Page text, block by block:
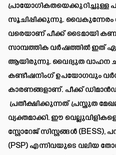
പ്രായോഗികതയെക്കുറിച്ചുള്ള
സൂചിപ്പിക്കുന്നു. വൈകുന്നേരം 6
വരെയാണ് പീക്ക് ടൈമായി
സാമ്പത്തിക വർഷത്തിൽ ഇത്
ആയിരുന്നു. വൈദ്യുത വാഹന
കണ്ടീഷനിംഗ് ഉപയോഗവും
കാരണങ്ങളാണ്. പീക്ക്
പ്രതീക്ഷിക്കുന്നത് പ്രസ്തുത
വ്യക്തമാക്കി. ഈ
സ്റ്റോറേജ് സിസ്റ്റങ്ങൾ (BESS),
(PSP) എന്നിവയുടെ വലിയ